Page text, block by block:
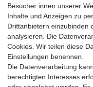
Beschreibung
Weitere Details
Besucher:innen unserer
Inhalte und Anzeigen zu
Drittanbietern einzubinden
analysieren. Die
Cookies. Wir teilen diese
Einstellungen benennen.
Die Datenverarbeitung
berechtigten Interesses